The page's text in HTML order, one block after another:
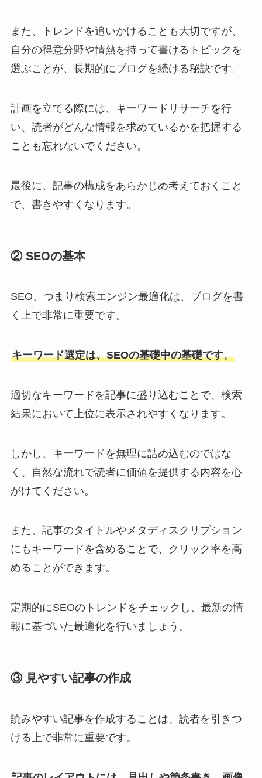
また、トレンドを追いかけることも大切ですが、
自分の得意分野や情熱を持って書けるトピックを
選ぶことが、長期的にブログを続ける秘訣です。
計画を立てる際には、キーワードリサーチを行
い、読者がどんな情報を求めているかを把握する
ことも忘れないでください。
最後に、記事の構成をあらかじめ考えておくこと
で、書きやすくなります。
② SEOの基本
SEO、つまり検索エンジン最適化は、ブログを書
く上で非常に重要です。
キーワード選定は、SEOの基礎中の基礎です。
適切なキーワードを記事に盛り込むことで、検索
結果において上位に表示されやすくなります。
しかし、キーワードを無理に詰め込むのではな
く、自然な流れで読者に価値を提供する内容を心
がけてください。
また、記事のタイトルやメタディスクリプション
にもキーワードを含めることで、クリック率を高
めることができます。
定期的にSEOのトレンドをチェックし、最新の情
報に基づいた最適化を行いましょう。
③ 見やすい記事の作成
読みやすい記事を作成することは、読者を引きつ
ける上で非常に重要です。